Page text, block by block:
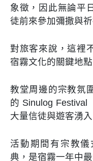
象徵，因此無論平
徒前來參加彌撒與祈
對旅客來說，這裡
宿霧文化的關鍵地點
教堂周邊的宗教氛
的 Sinulog Festival
大量信徒與遊客湧入
活動期間有宗教
典，是宿霧一年中